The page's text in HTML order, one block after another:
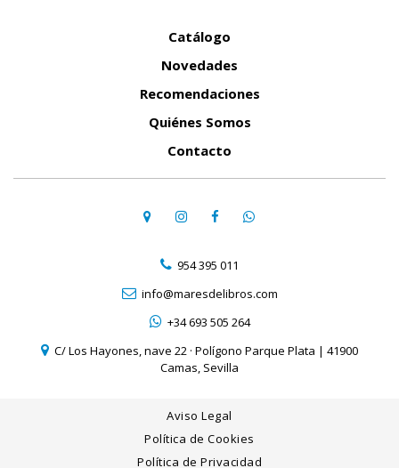
Catálogo
Novedades
Recomendaciones
Quiénes Somos
Contacto
954 395 011
info@maresdelibros.com
+34 693 505 264
C/ Los Hayones, nave 22 · Polígono Parque Plata | 41900
Camas, Sevilla
Aviso Legal
Política de Cookies
Política de Privacidad